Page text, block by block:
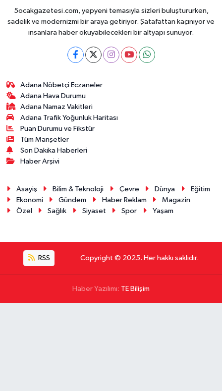
5ocakgazetesi.com, yepyeni temasıyla sizleri buluştururken,
sadelik ve modernizmi bir araya getiriyor. Şatafattan kaçınıyor ve
insanlara haber okuyabilecekleri bir altyapı sunuyor.
Adana Nöbetçi Eczaneler
Adana Hava Durumu
Adana Namaz Vakitleri
Adana Trafik Yoğunluk Haritası
Puan Durumu ve Fikstür
Tüm Manşetler
Son Dakika Haberleri
Haber Arşivi
Asayiş Bilim & Teknoloji Çevre Dünya
Eğitim
Ekonomi
Gündem Haber Reklam
Magazin
Özel
Sağlık Siyaset Spor Yaşam
RSS Copyright © 2025. Her hakkı saklıdır.
Haber Yazılımı: TE Bilişim